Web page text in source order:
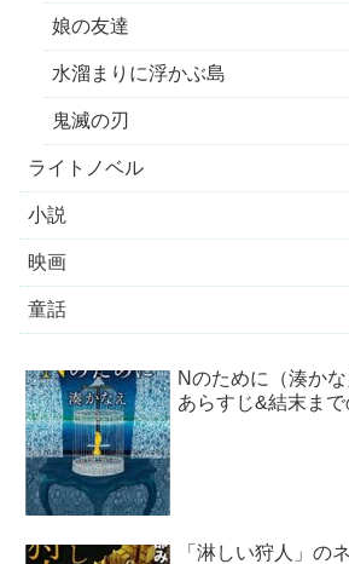
娘の友達
水溜まりに浮かぶ島
鬼滅の刃
ライトノベル
小説
映画
童話
Nのために（湊か
あらすじ&結末ま
「淋しい狩人」の